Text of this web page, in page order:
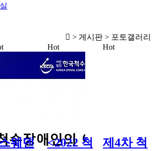
> 게시판 > 포토갤러리
웨덴
Hot
<2022 척
Hot
제4차 척